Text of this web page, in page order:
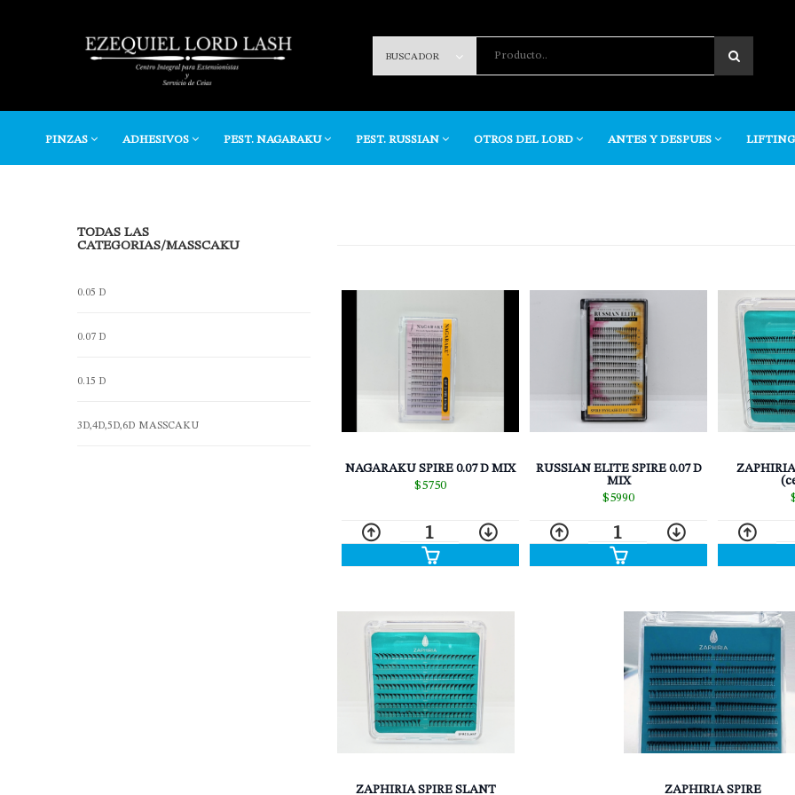
Producto..
PINZAS ADHESIVOS PEST. NAGARAKU PEST. RUSSIAN OTROS DEL LORD ANTES Y DESPUES LIFTING
TODAS LAS
CATEGORIAS/MASSCAKU
0.05 D
0.07 D
0.15 D
3D,4D,5D,6D MASSCAKU
NAGARAKU SPIRE 0.07 D MIX
$5750
1
RUSSIAN ELITE SPIRE 0.07 D
MIX
$5990
1
ZAPHIRIA SPIRE SLANT ZAPHIRIA SPIRE